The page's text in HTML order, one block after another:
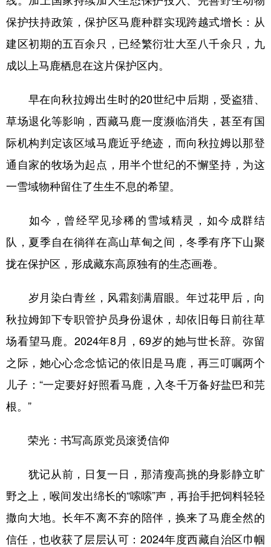
保护扶持政策，保护区马鹿种群实现跨越式增长：从
建区初期的五百余只，已经繁衍壮大至八千余只，九
成以上马鹿栖息在这片保护区内。
早在向秋拉姆出生时的20世纪中后期，受盗猎、
草场退化等影响，西藏马鹿一度濒临消失，甚至有国
际机构判定该区域马鹿近乎绝迹，而向秋拉姆以那登
通自家的牧场为起点，用半个世纪的不懈坚持，为这
一雪域物种留住了生生不息的希望。
如今，曾经罕见珍稀的雪域精灵，如今成群结
队，夏季自在徜徉在高山草甸之间，冬季有序下山聚
拢在保护区，形成藏东高原独有的生态画卷。
岁月染白青丝，风霜刻满眉眼。年过花甲后，向
秋拉姆卸下专职管护员身份退休，却依旧每日前往草
场看望马鹿。2024年8月，69岁的她与世长辞。弥留
之际，她心心念念惦记的依旧是马鹿，再三叮嘱两个
儿子：“一定要好好照看马鹿，入冬千万备好盐巴和芫
根。”
荣光：书写高原党员滚烫信仰
犹记从前，日复一日，那清瘦高挑的身影静立旷
野之上，喉间发出绵长的“嗦嗦”声，再抬手把饲料轻轻
撒向大地。长年不离不弃的陪伴，换来了马鹿全然的
信任，也收获了层层认可：2024年度西藏自治区巾帼